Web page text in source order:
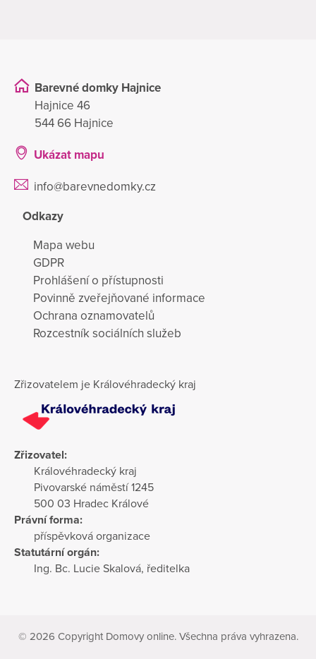
Barevné domky Hajnice
Hajnice 46
544 66 Hajnice
Ukázat mapu
info@barevnedomky.cz
Odkazy
Mapa webu
GDPR
Prohlášení o přístupnosti
Povinně zveřejňované informace
Ochrana oznamovatelů
Rozcestník sociálních služeb
Zřizovatelem je Královéhradecký kraj
Zřizovatel:
Královéhradecký kraj
Pivovarské náměstí 1245
500 03 Hradec Králové
Právní forma:
příspěvková organizace
Statutární orgán:
Ing. Bc. Lucie Skalová, ředitelka
© 2026 Copyright Domovy online. Všechna práva vyhrazena.